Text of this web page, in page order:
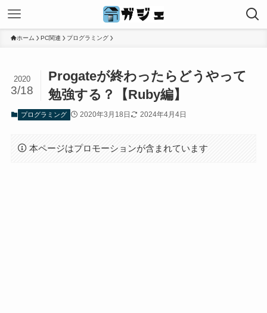
ホーム PC関連 プログラミング
Progateが終わったらどうやって
勉強する？【Ruby編】
2020
3/18
プログラミング 2020年3月18日 2024年4月4日
本ページはプロモーションが含まれています